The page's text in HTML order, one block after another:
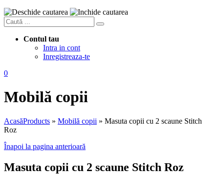
Contul tau
Intra in cont
Inregistreaza-te
0
Mobilă copii
AcasăProducts » Mobilă copii » Masuta copii cu 2 scaune Stitch
Roz
Înapoi la pagina anterioară
Masuta copii cu 2 scaune Stitch Roz